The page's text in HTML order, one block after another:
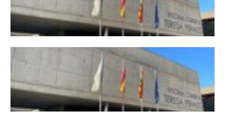
Actividades dirigidas mes de marzo
Actividades dirigidas mes de marzo